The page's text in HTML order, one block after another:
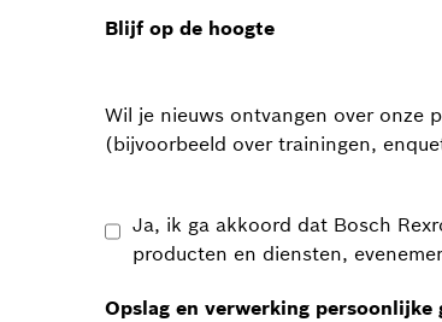
Blijf op de hoogte
Wil je nieuws ontvangen over onze
(bijvoorbeeld over trainingen,
Ja, ik ga akkoord dat Bosch
producten en diensten,
Opslag en verwerking persoonlijke